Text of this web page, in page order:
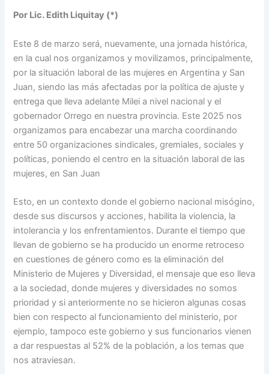
Por Lic. Edith Liquitay (*)
Este 8 de marzo será, nuevamente, una jornada histórica,
en la cual nos organizamos y movilizamos, principalmente,
por la situación laboral de las mujeres en Argentina y San
Juan, siendo las más afectadas por la política de ajuste y
entrega que lleva adelante Milei a nivel nacional y el
gobernador Orrego en nuestra provincia. Este 2025 nos
organizamos para encabezar una marcha coordinando
entre 50 organizaciones sindicales, gremiales, sociales y
políticas, poniendo el centro en la situación laboral de las
mujeres, en San Juan
Esto, en un contexto donde el gobierno nacional misógino,
desde sus discursos y acciones, habilita la violencia, la
intolerancia y los enfrentamientos. Durante el tiempo que
llevan de gobierno se ha producido un enorme retroceso
en cuestiones de género como es la eliminación del
Ministerio de Mujeres y Diversidad, el mensaje que eso lleva
a la sociedad, donde mujeres y diversidades no somos
prioridad y si anteriormente no se hicieron algunas cosas
bien con respecto al funcionamiento del ministerio, por
ejemplo, tampoco este gobierno y sus funcionarios vienen
a dar respuestas al 52% de la población, a los temas que
nos atraviesan.